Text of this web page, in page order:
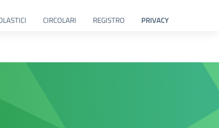
CIRCOLARI REGISTRO PRIVACY